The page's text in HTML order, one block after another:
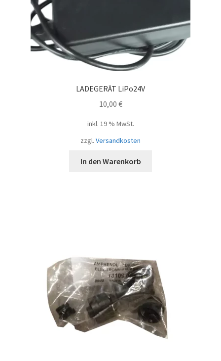
LADEGERÄT LiPo24V
10,00 €
inkl. 19 % MwSt.
zzgl. Versandkosten
In den Warenkorb